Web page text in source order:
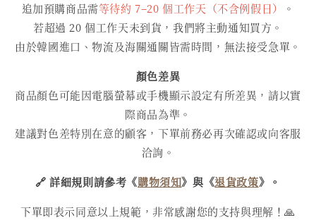
追加預購商品需等待約 7–20 個工作天（不含例假日）
。
若超過 20 個工作天未到貨，我們將主動通知買方。
由於韓國進口、物流及海關通關皆需時間，無法接受急單。
顏色差異
商品顏色可能因電腦螢幕或手機顯示設定有所差異，請以實
際商品為準。
建議對色差特別在意的顧客，下單前務必再次確認或向客服
洽詢。
🔗 詳細規則請參考《購物須知》與《退貨政策》。
下單即表示同意以上規範，非常感謝您的支持與理解！🙏